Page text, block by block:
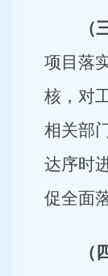
（
项目落
核，对
相关部
达序时
促全面
（